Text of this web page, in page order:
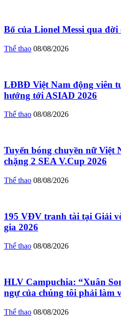
Bố của Lionel Messi qua đời
Thể thao 08/08/2026
LĐBĐ Việt Nam động viên
hướng tới ASIAD 2026
Thể thao 08/08/2026
Tuyển bóng chuyền nữ Việt
chặng 2 SEA V.Cup 2026
Thể thao 08/08/2026
195 VĐV tranh tài tại Giải
gia 2026
Thể thao 08/08/2026
HLV Campuchia: “Xuân
ngự của chúng tôi phải làm
Thể thao 08/08/2026